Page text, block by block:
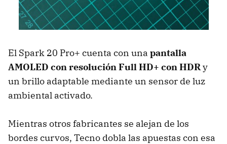
El Spark 20 Pro+ cuenta con una pantalla
AMOLED con resolución Full HD+ con HDRy
un brillo adaptable mediante un sensor de luz
ambiental activado.
Mientras otros fabricantes se alejan de los
bordes curvos, Tecno dobla las apuestas con esa